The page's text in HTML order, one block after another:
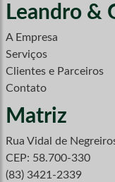
Leandro &
A Empresa
Serviços
Clientes e Parceiros
Contato
Matriz
Rua Vidal de
CEP: 58.700-330
(83) 3421-2339